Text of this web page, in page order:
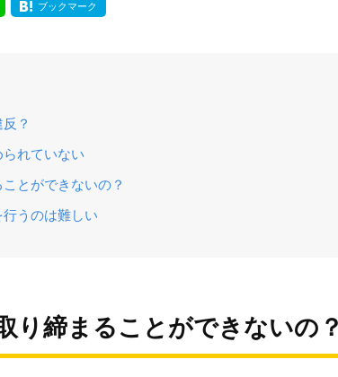
ブックマーク
？
れていない
とができないの？
うのは難しい
り締まることができないの？